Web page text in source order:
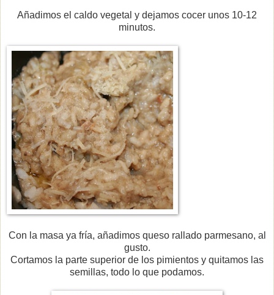
Añadimos el caldo vegetal y dejamos cocer unos 10-12
minutos.
Con la masa ya fría, añadimos queso rallado parmesano, al
gusto.
Cortamos la parte superior de los pimientos y quitamos las
semillas, todo lo que podamos.